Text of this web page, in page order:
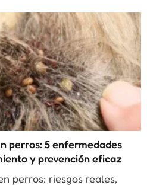
perros: 5 enfermedades
y prevención eficaz
perros: riesgos reales,